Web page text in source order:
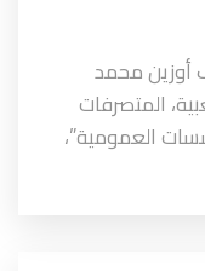
محمد
المتصرفات
العمومية”،